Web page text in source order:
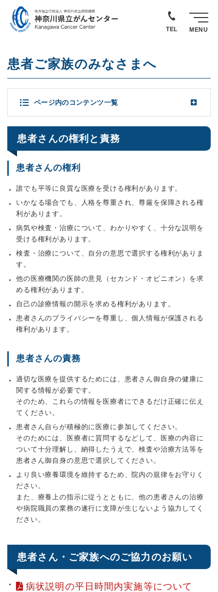
TEL MENU
患者ご家族のみなさまへ
ページ内のコンテンツ一覧
患者さんの権利と責務
患者さんの権利
誰でも平等に良質な医療を受ける権利があります。
いかなる場合でも、人格を尊重され、尊厳を保障される権
利があります。
病気や検査・治療について、わかりやすく、十分な説明を
受ける権利があります。
検査・治療について、自分の意思で選択する権利がありま
す。
他の医療機関の医師の意見（セカンド・オピニオン）を求
める権利があります。
自己の診療情報の開示を求める権利があります。
患者さんのプライバシーを尊重し、個人情報が保護される
権利があります。
患者さんの責務
適切な医療を提供するためには、患者さん御自身の健康に
関する情報が必要です。
そのため、これらの情報を医療者にできるだけ正確に伝え
てください。
患者さん自らが積極的に医療に参加してください。
そのためには、医療者に質問するなどして、医療の内容に
ついて十分理解し、納得したうえで、検査や治療方法等を
患者さん御自身の意思で選択してください。
より良い療養環境を維持するため、院内の規律をお守りく
ださい。
また、療養上の指示に従うとともに、他の患者さんの治療
や病院職員の業務の遂行に支障が生じないよう協力してく
ださい。
患者さん・ご家族へのご協力のお願い
病状説明の平日時間内実施等について